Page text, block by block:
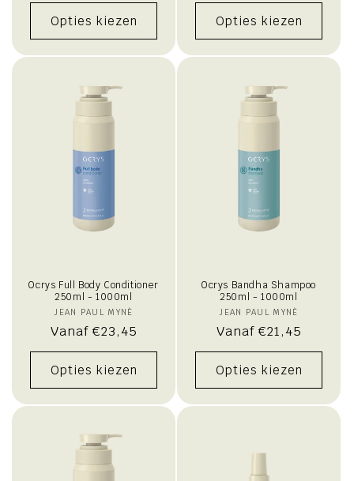
Opties kiezen Opties kiezen
Ocrys Full Body Conditioner
250ml - 1000ml
Verkoper:
JEAN PAUL MYNÈ
Normale
prijs
Vanaf €23,45
Opties kiezen
Ocrys Bandha Shampoo
250ml - 1000ml
Verkoper:
JEAN PAUL MYNÈ
Normale
prijs
Vanaf €21,45
Opties kiezen